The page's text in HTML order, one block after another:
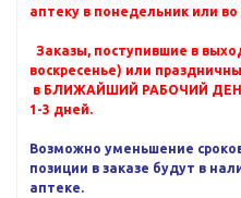
аптеку в понедельник или во
Заказы, поступившие в
воскресенье) или
в БЛИЖАЙШИЙ РАБОЧИЙ
1-3 дней.
Возможно уменьшение
позиции в заказе будут в
аптеке.